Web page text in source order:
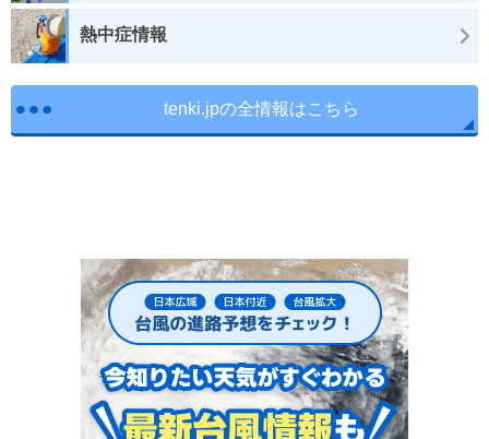
熱中症情報
tenki.jpの全情報はこちら